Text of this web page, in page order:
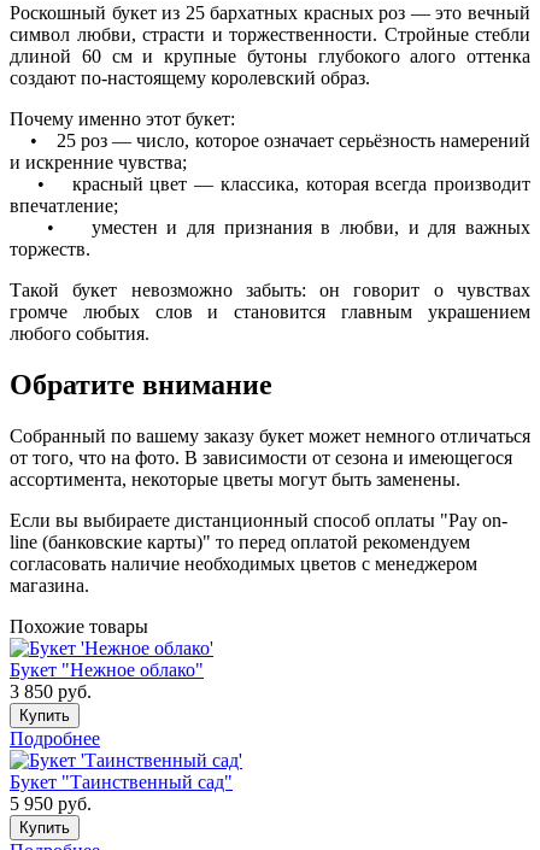
Роскошный букет из 25 бархатных красных роз — это вечный
символ любви, страсти и торжественности. Стройные стебли
длиной 60 см и крупные бутоны глубокого алого оттенка
создают по-настоящему королевский образ.
Почему именно этот букет:
• 25 роз — число, которое означает серьёзность намерений
и искренние чувства;
• красный цвет — классика, которая всегда производит
впечатление;
• уместен и для признания в любви, и для важных
торжеств.
Такой букет невозможно забыть: он говорит о чувствах
громче любых слов и становится главным украшением
любого события.
Обратите внимание
Собранный по вашему заказу букет может немного отличаться
от того, что на фото. В зависимости от сезона и имеющегося
ассортимента, некоторые цветы могут быть заменены.
Если вы выбираете дистанционный способ оплаты "Pay on-
line (банковские карты)" то перед оплатой рекомендуем
согласовать наличие необходимых цветов с менеджером
магазина.
Похожие товары
Букет "Нежное облако"
3 850 руб.
Купить
Подробнее
Букет "Таинственный сад"
5 950 руб.
Купить